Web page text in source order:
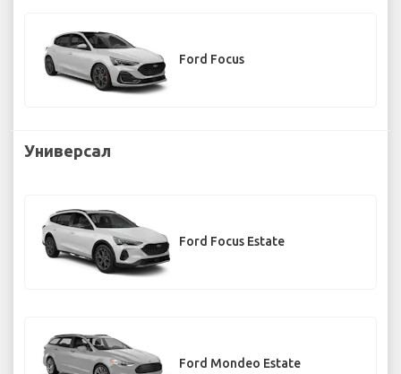
Ford Focus
Универсал
Ford Focus Estate
Ford Mondeo Estate